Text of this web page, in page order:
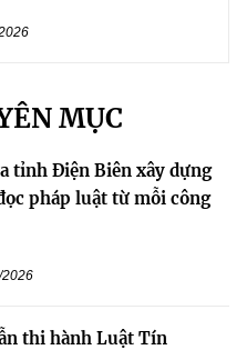
MỤC
tỉnh Điện Biên xây dựng
pháp luật từ mỗi công
2026
thi hành Luật Tín